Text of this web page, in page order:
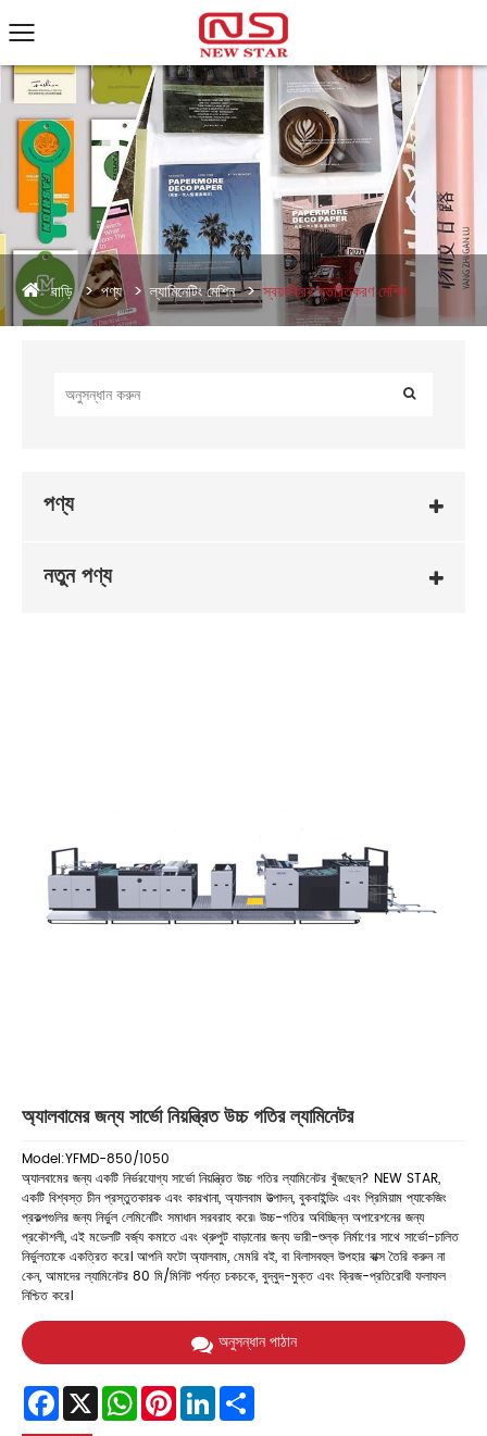
বাড়ি পণ্য ল্যামিনেটিং মেশিন স্বয়ংক্রিয় স্তরিতকরণ মেশিন
পণ্য
নতুন পণ্য
অ্যালবামের জন্য সার্ভো নিয়ন্ত্রিত উচ্চ গতির ল্যামিনেটর
Model:YFMD-850/1050
অ্যালবামের জন্য একটি নির্ভরযোগ্য সার্ভো নিয়ন্ত্রিত উচ্চ গতির ল্যামিনেটর খুঁজছেন? NEW STAR,
একটি বিশ্বস্ত চীন প্রস্তুতকারক এবং কারখানা, অ্যালবাম উত্পাদন, বুকবাইন্ডিং এবং প্রিমিয়াম প্যাকেজিং
প্রকল্পগুলির জন্য নির্ভুল লেমিনেটিং সমাধান সরবরাহ করে৷ উচ্চ-গতির অবিচ্ছিন্ন অপারেশনের জন্য
প্রকৌশলী, এই মডেলটি বর্জ্য কমাতে এবং থ্রুপুট বাড়ানোর জন্য ভারী-শুল্ক নির্মাণের সাথে সার্ভো-চালিত
নির্ভুলতাকে একত্রিত করে। আপনি ফটো অ্যালবাম, মেমরি বই, বা বিলাসবহুল উপহার বাক্স তৈরি করুন না
কেন, আমাদের ল্যামিনেটর 80 মি/মিনিট পর্যন্ত চকচকে, বুদ্বুদ-মুক্ত এবং ক্রিজ-প্রতিরোধী ফলাফল
নিশ্চিত করে।
অনুসন্ধান পাঠান
Facebook
X WhatsAppPinterestLinkedIn